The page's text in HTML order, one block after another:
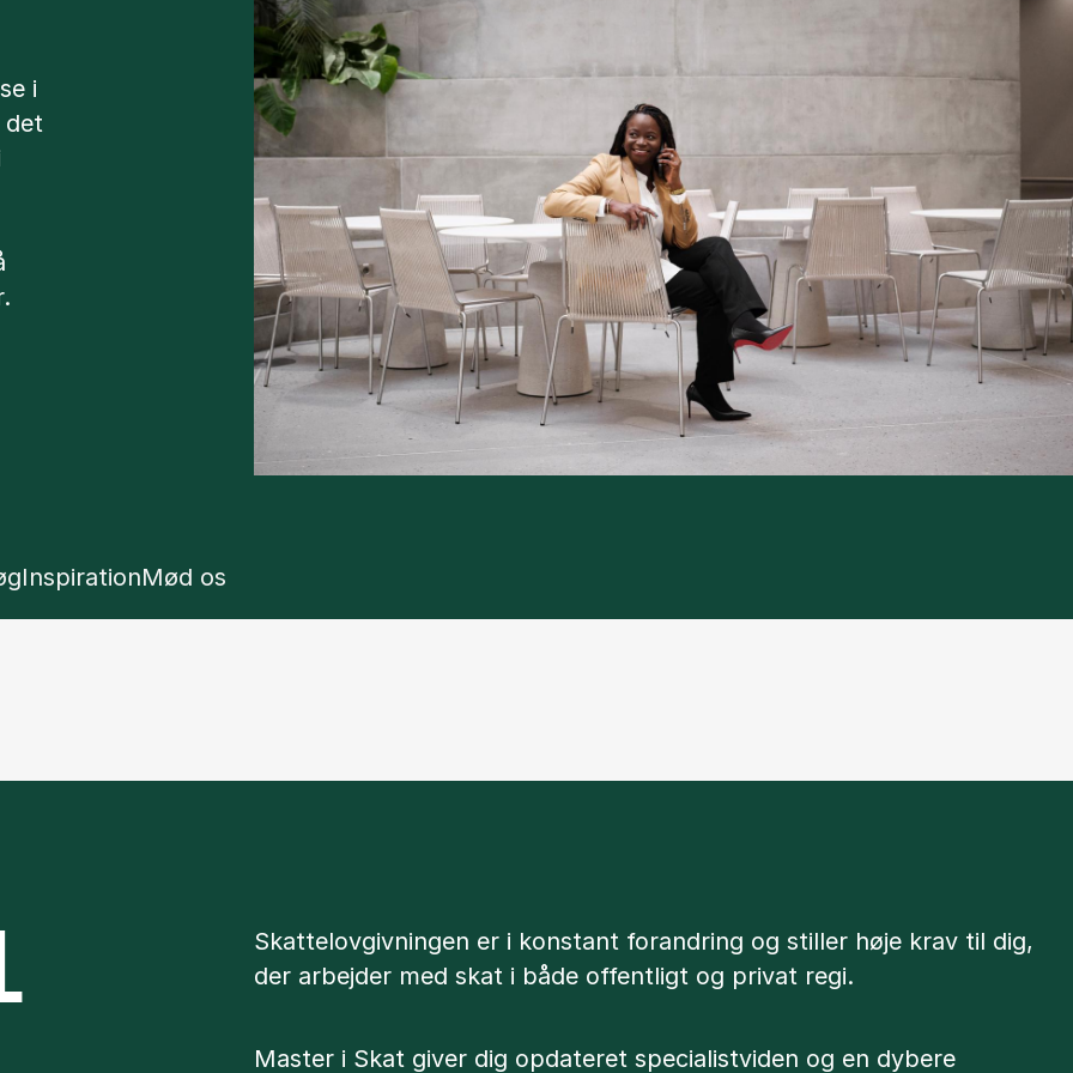
i
det
panel
Show panel
InspirationShow panel
Mød os
Skattelovgivningen er i konstant forandring og stiller høje krav til dig,
der arbejder med skat i både offentligt og privat regi.
Master i Skat giver dig opdateret specialistviden og en dybere